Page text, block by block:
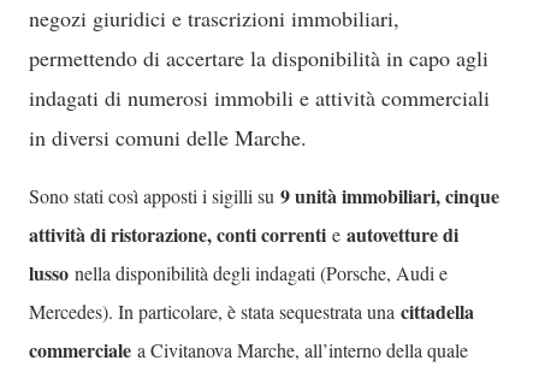
negozi giuridici e trascrizioni immobiliari,
permettendo di accertare la disponibilità in capo agli
indagati di numerosi immobili e attività commerciali
in diversi comuni delle Marche.
Sono stati così apposti i sigilli su 9 unità immobiliari, cinque
attività di ristorazione, conti correnti e autovetture di
lusso nella disponibilità degli indagati (Porsche, Audi e
Mercedes). In particolare, è stata sequestrata una cittadella
commerciale a Civitanova Marche, all’interno della quale